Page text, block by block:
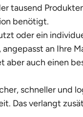
tausend
benötigt.
oder ein
an Ihre
aber auch einen
schneller und
Das verlangt